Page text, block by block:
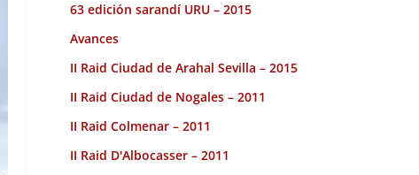
63 edición sarandí URU – 2015
Avances
II Raid Ciudad de Arahal Sevilla – 2015
II Raid Ciudad de Nogales – 2011
II Raid Colmenar – 2011
II Raid D'Albocasser – 2011